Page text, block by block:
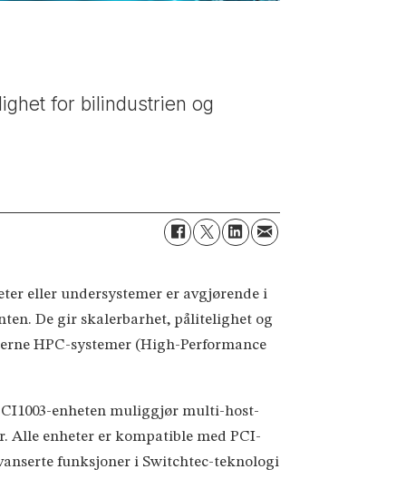
for bilindustrien og
eller undersystemer er avgjørende i
De gir skalerbarhet, pålitelighet og
HPC-systemer (High-Performance
enheten muliggjør multi-host-
enheter er kompatible med PCI-
funksjoner i Switchtec-teknologi